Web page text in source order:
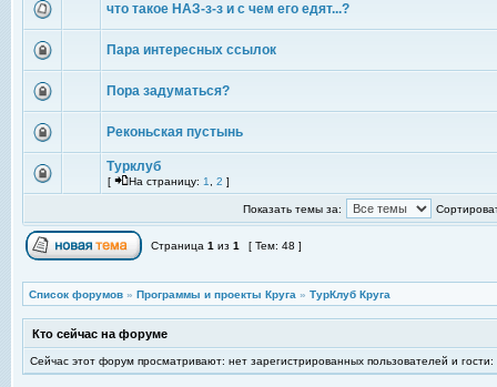
что такое НАЗ-з-з и с чем его едят...?
Пара интересных ссылок
Пора задуматься?
Реконьская пустынь
Турклуб
[ На страницу: 1 2 ]
Показать темы за:
Страница 1 из 1 [ Тем: 48 ]
Список форумов » Программы и проекты Круга » ТурКлуб Круга
Кто сейчас на форуме
Сейчас этот форум просматривают: нет зарегистрированных пользователей и гости: